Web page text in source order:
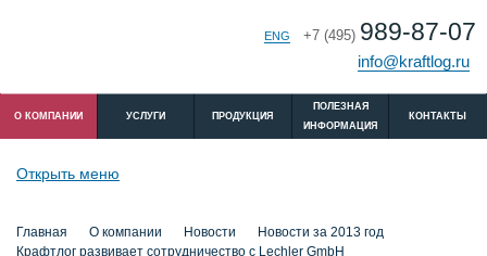
+7 (495) 989-87-07
info@kraftlog.ru
ENG
O КОМПАНИИ УСЛУГИ ПРОДУКЦИЯ
ПОЛЕЗНАЯ
ИНФОРМАЦИЯ
КОНТАКТЫ
Открыть меню
Главная O компании Новости
Новости за 2013 год
Крафтлог развивает сотрудничество с Lechler GmbH